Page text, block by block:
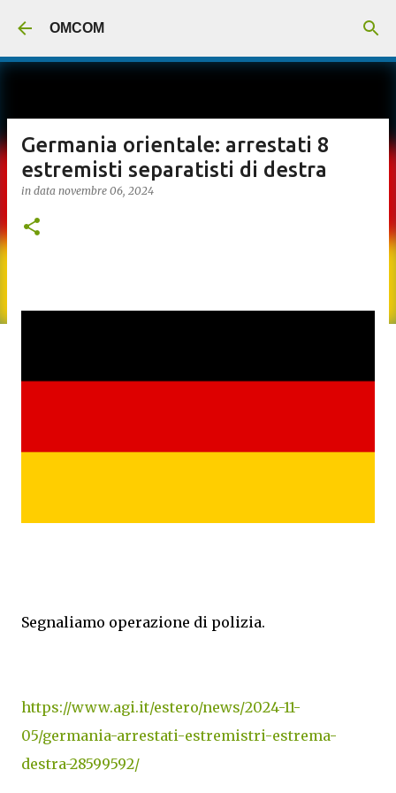
OMCOM
Germania orientale: arrestati 8
estremisti separatisti di destra
in data novembre 06, 2024
Segnaliamo operazione di polizia.
https://www.agi.it/estero/news/2024-11-
05/germania-arrestati-estremistri-estrema-
destra-28599592/